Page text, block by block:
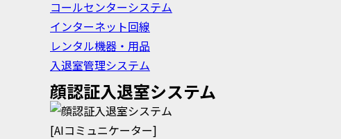
コールセンターシステム
インターネット回線
レンタル機器・用品
入退室管理システム
顔認証入退室システム
[AIコミュニケーター]